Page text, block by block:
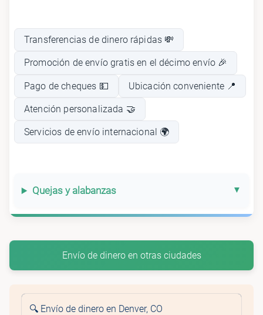
Transferencias de dinero rápidas 💸
Promoción de envío gratis en el décimo envío 🎉
Pago de cheques 💵 Ubicación conveniente 📍
Atención personalizada 🤝
Servicios de envío internacional 🌍
Quejas y alabanzas
Envío de dinero en otras ciudades
🔍 Envío de dinero en Denver, CO